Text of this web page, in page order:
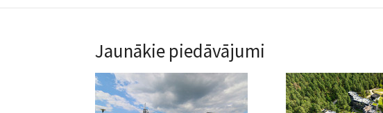
Jaunākie piedāvājumi